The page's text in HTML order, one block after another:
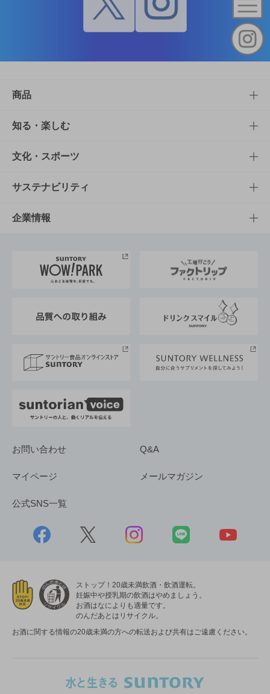
商品
商品TOP
商品一覧
商品発売情報
栄養成分一覧
知る・楽しむ
知る・楽しむTOP
キャンペーン
工場見学
地域情報
文化・スポーツ
文化・スポーツTOP
サントリーホール
サントリーサンバーズ大阪
サステナビリティ
サステナビリティTOP
サントリーが考えるサステナビリティ経営
企業情報
企業概要
採用情報
お問い合わせ Q&A
マイページ メールマガジン
公式SNS一覧
ストップ！20歳未満飲酒・飲酒運転。
妊娠中や授乳期の飲酒はやめましょう。
お酒はなによりも適量です。
のんだあとはリサイクル。
お酒に関する情報の20歳未満の方への転送および共有はご遠慮ください。